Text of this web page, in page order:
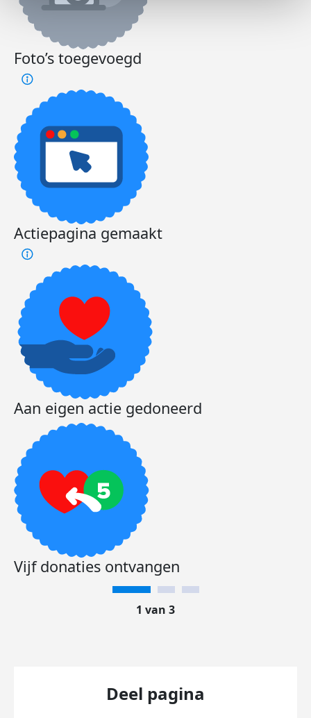
Foto’s toegevoegd
Actiepagina gemaakt
Aan eigen actie gedoneerd
Vijf donaties ontvangen
1 van 3
Deel pagina